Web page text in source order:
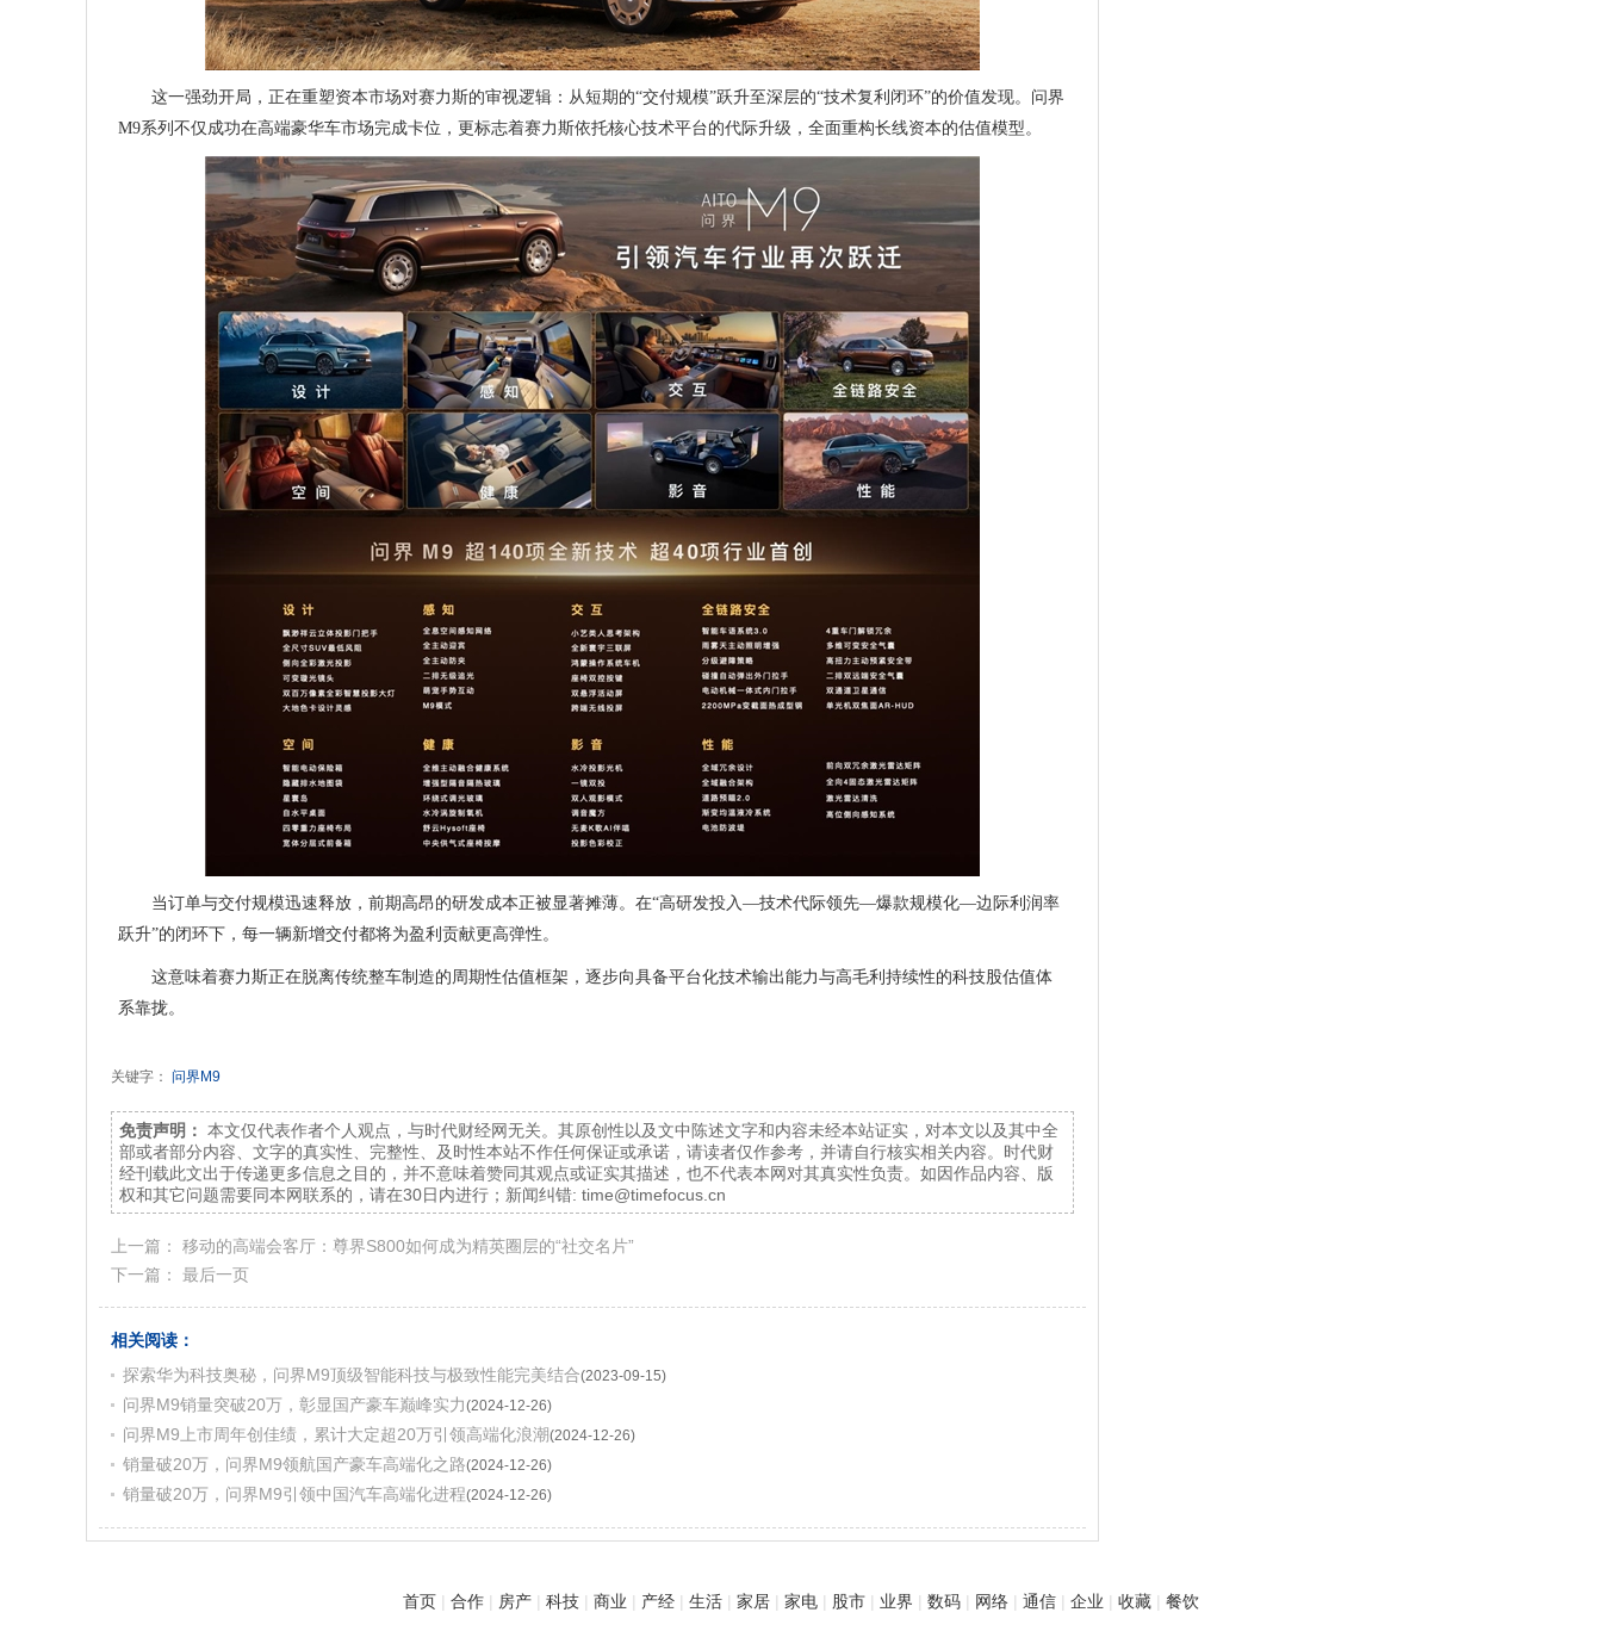
这一强劲开局，正在重塑资本市场对赛力斯的审视逻辑：从短期的“交付规模”跃升至深层的“技术复利闭环”的价值发现。问界
M9系列不仅成功在高端豪华车市场完成卡位，更标志着赛力斯依托核心技术平台的代际升级，全面重构长线资本的估值模型。
当订单与交付规模迅速释放，前期高昂的研发成本正被显著摊薄。在“高研发投入—技术代际领先—爆款规模化—边际利润率
跃升”的闭环下，每一辆新增交付都将为盈利贡献更高弹性。
这意味着赛力斯正在脱离传统整车制造的周期性估值框架，逐步向具备平台化技术输出能力与高毛利持续性的科技股估值体
系靠拢。
关键字： 问界M9
免责声明： 本文仅代表作者个人观点，与时代财经网无关。其原创性以及文中陈述文字和内容未经本站证实，对本文以及其中全
部或者部分内容、文字的真实性、完整性、及时性本站不作任何保证或承诺，请读者仅作参考，并请自行核实相关内容。时代财
经刊载此文出于传递更多信息之目的，并不意味着赞同其观点或证实其描述，也不代表本网对其真实性负责。如因作品内容、版
权和其它问题需要同本网联系的，请在30日内进行；新闻纠错: time@timefocus.cn
上一篇： 移动的高端会客厅：尊界S800如何成为精英圈层的“社交名片”
下一篇： 最后一页
相关阅读：
探索华为科技奥秘，问界M9顶级智能科技与极致性能完美结合(2023-09-15)
问界M9销量突破20万，彰显国产豪车巅峰实力(2024-12-26)
问界M9上市周年创佳绩，累计大定超20万引领高端化浪潮(2024-12-26)
销量破20万，问界M9领航国产豪车高端化之路(2024-12-26)
销量破20万，问界M9引领中国汽车高端化进程(2024-12-26)
首页 | 合作 | 房产 | 科技 | 商业 | 产经 | 生活 | 家居 | 家电 | 股市 | 业界 | 数码 | 网络 | 通信 | 企业 | 收藏 | 餐饮